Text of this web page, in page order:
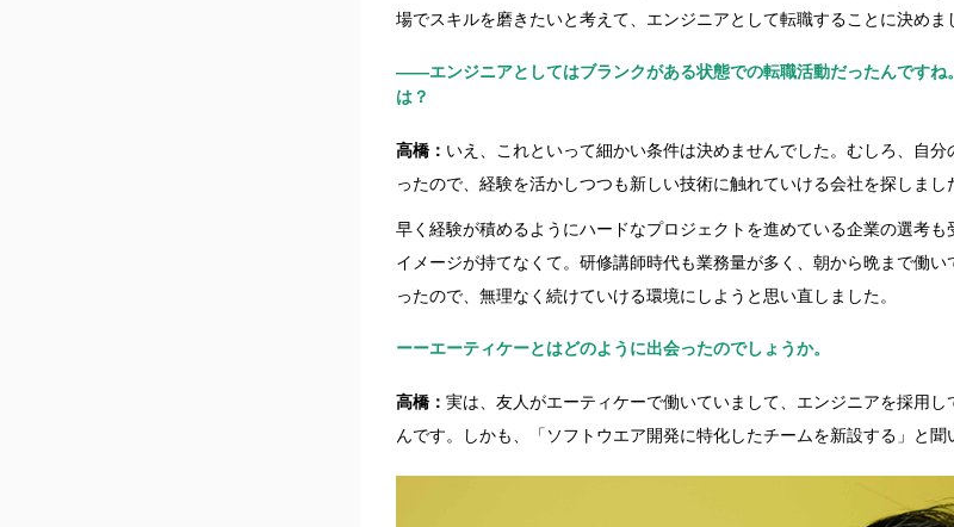
場でスキルを磨きたいと考えて、エンジニアとして転職することに決めま
――エンジニアとしてはブランクがある状態での転職活動だったんですね
は？
高橋： いえ、これといって細かい条件は決めませんでした。むしろ、自
ったので、経験を活かしつつも新しい技術に触れていける会社を探しまし
早く経験が積めるようにハードなプロジェクトを進めている企業の選考
イメージが持てなくて。研修講師時代も業務量が多く、朝から晩まで働
ったので、無理なく続けていける環境にしようと思い直しました。
ーーエーティケーとはどのように出会ったのでしょうか。
高橋： 実は、友人がエーティケーで働いていまして、エンジニアを採用
んです。しかも、「ソフトウエア開発に特化したチームを新設する」と聞